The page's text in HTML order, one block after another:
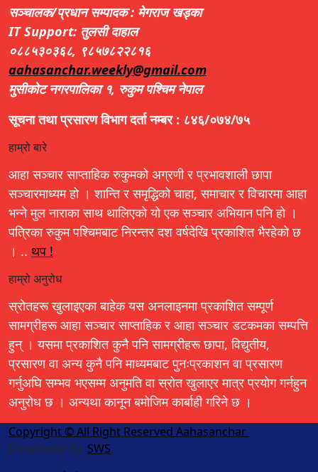
सञ्चालक/प्रधान सम्पादक : मेगराज खड्का
IT Support: तुलसी दाहाल
०८८५३०३६८, ९८५७८२२८१६
aahasanchar.weekly@gmail.com
मुसीकोट नगरपालिका १, रुकुम पश्चिम नेपाल
सूचना तथा प्रसारण विभाग दर्ता नम्बर : ८४६/०७४/७५
हाम्रो बारे
आहा सञ्चार साप्ताहिक रुकुमको अग्रणी र प्रभावशाली छापा
सञ्चारमाध्यम हो । शान्ति र समृद्धिको चाहा, समाचार र विचारमा आहा
भन्ने मुल नाराका साथ थालिएको यो एक सञ्चार अभियान पनि हो ।
पत्रिका रुकुम पश्चिमबाट निरन्तर दश वर्षदेखि प्रकाशित भैरहेको छ
। .. थप !
हाम्रो अनुरोध
स्रोतहरू खुलाइएका बाहेक यस अनलाइनमा प्रकाशित सम्पूर्ण
सामग्रीहरू आहा सञ्चार साप्ताहिक र आहा सञ्चार डटकमका सम्पत्ति
हुन् । यसमा प्रकाशित कुनै पनि सामग्रीहरू छापा, विद्युतीय,
प्रसारण वा अन्य कुनै पनि माध्यमबाट पुनःप्रकाशन वा प्रसारण
गर्नुअघि सम्भव भएसम्म अनुमति वा स्रोत खुलाएर मात्र प्रयोग गर्नहुन
अनुरोध छ । अन्यथा कानून बमोजिम कार्बाही गरिने छ ।
Copyright © All Right Reserved Aahasanchar |
Developed By: SWS.